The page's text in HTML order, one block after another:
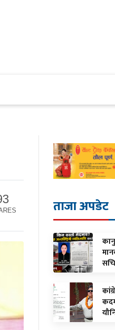
ताजा अपडेट